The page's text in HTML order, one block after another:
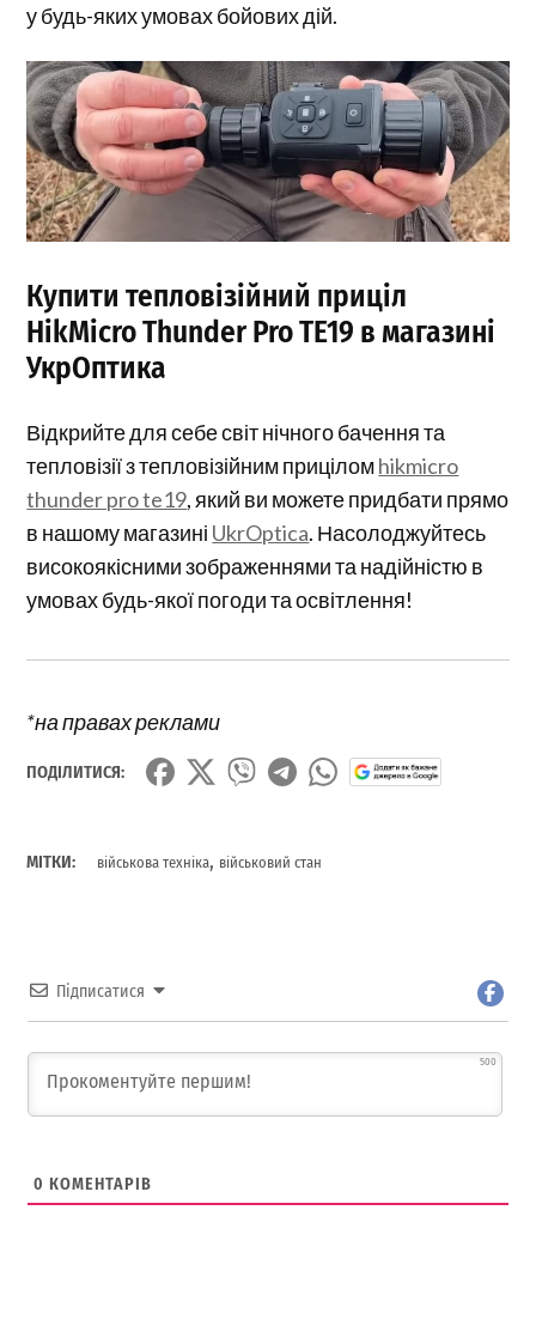
у будь-яких умовах бойових дій.
Купити тепловізійний приціл
HikMicro Thunder Pro TE19 в магазині
УкрОптика
Відкрийте для себе світ нічного бачення та
тепловізії з тепловізійним приціломhikmicro
thunder pro te19, який ви можете придбати прямо
в нашому магазині UkrOptica. Насолоджуйтесь
високоякісними зображеннями та надійністю в
умовах будь-якої погоди та освітлення!
*на правах реклами
ПОДІЛИТИСЯ:
МІТКИ: військова техніка, військовий стан
Підписатися
500
0 КОМЕНТАРІВ